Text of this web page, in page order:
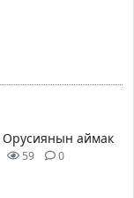
аймак
59 0